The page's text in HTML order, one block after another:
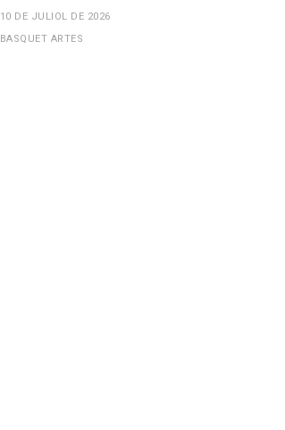
10 DE JULIOL DE 2026
BASQUET ARTES